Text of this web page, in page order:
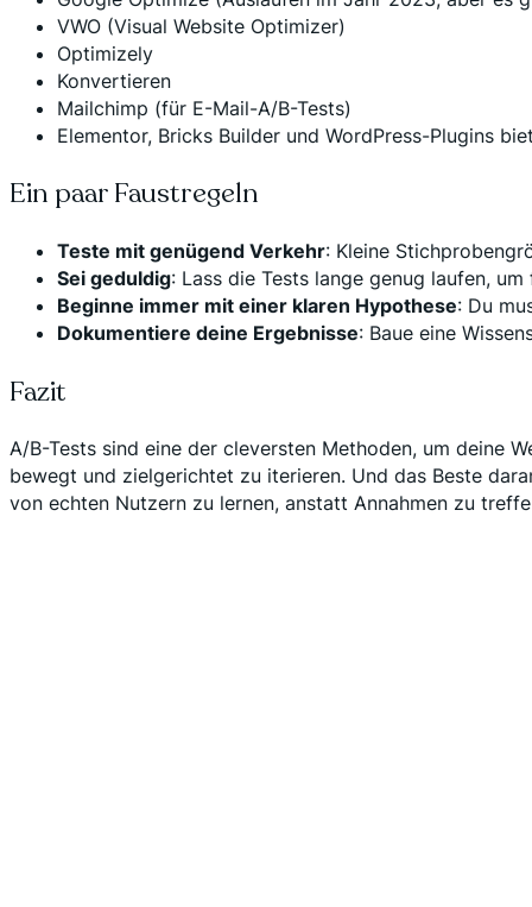
VWO (Visual Website Optimizer)
Optimizely
Konvertieren
Mailchimp (für E-Mail-A/B-Tests)
Elementor, Bricks Builder und WordPress-Plugins
Ein paar Faustregeln
Teste mit genügend Verkehr: Kleine
Sei geduldig: Lass die Tests lange genug laufen,
Beginne immer mit einer klaren Hypothese: Du
Dokumentiere deine Ergebnisse: Baue eine
Fazit
A/B-Tests sind eine der cleversten Methoden, um deine
bewegt und zielgerichtet zu iterieren. Und das Beste
von echten Nutzern zu lernen, anstatt Annahmen zu